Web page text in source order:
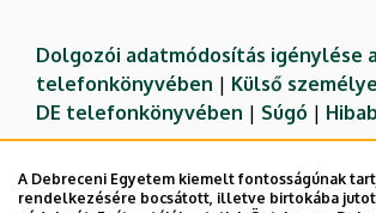
Dolgozói adatmódosítás igénylése
telefonkönyvében | Külső
DE telefonkönyvében | Súgó |
A Debreceni Egyetem kiemelt fontosságúnak
rendelkezésére bocsátott, illetve birtokába